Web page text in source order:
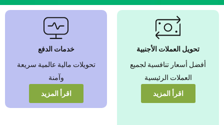
نضمن بأفضل
أسعار صرف
العملات الأجنبية
خلال أسعار تنافسية
عرض المزيد
تحويل العملات الأجنبية
أفضل أسعار تنافسية لجميع
العملات الرئيسية
اقرأ المزيد
خدمات الدفع
تحويلات مالية عالمية سريعة
وآمنة
اقرأ المزيد